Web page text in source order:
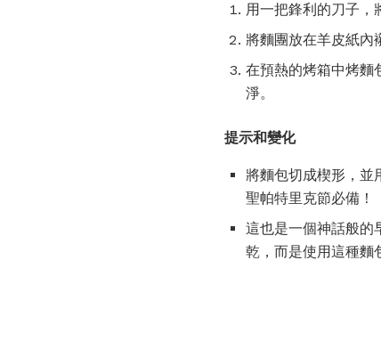
用一把鋒利的刀子，
將麵團放在羊皮紙內
在預熱的烤箱中烤麵
淨。
提示和變化
將麵包切成楔形，並
聖帕特里克節必備！
這也是一個神話般的
乾，而是使用這種麵